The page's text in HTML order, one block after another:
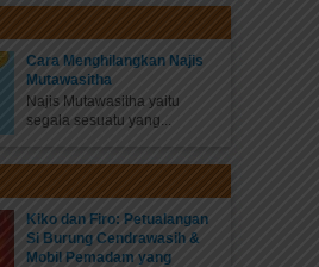
Cara Menghilangkan Najis
Mutawasitha
Najis Mutawasitha yaitu
segala sesuatu yang...
Kiko dan Firo: Petualangan
Si Burung Cendrawasih &
Mobil Pemadam yang